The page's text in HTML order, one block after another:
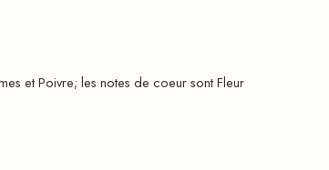
et Poivre; les notes de coeur sont Fleur